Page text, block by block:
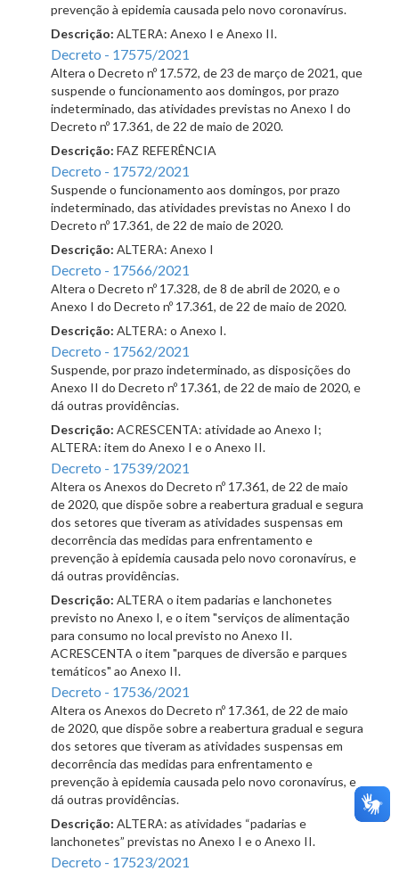
prevenção à epidemia causada pelo novo coronavírus.
Descrição: ALTERA: Anexo I e Anexo II.
Decreto - 17575/2021
Altera o Decreto nº 17.572, de 23 de março de 2021, que
suspende o funcionamento aos domingos, por prazo
indeterminado, das atividades previstas no Anexo I do
Decreto nº 17.361, de 22 de maio de 2020.
Descrição: FAZ REFERÊNCIA
Decreto - 17572/2021
Suspende o funcionamento aos domingos, por prazo
indeterminado, das atividades previstas no Anexo I do
Decreto nº 17.361, de 22 de maio de 2020.
Descrição: ALTERA: Anexo I
Decreto - 17566/2021
Altera o Decreto nº 17.328, de 8 de abril de 2020, e o
Anexo I do Decreto nº 17.361, de 22 de maio de 2020.
Descrição: ALTERA: o Anexo I.
Decreto - 17562/2021
Suspende, por prazo indeterminado, as disposições do
Anexo II do Decreto nº 17.361, de 22 de maio de 2020, e
dá outras providências.
Descrição: ACRESCENTA: atividade ao Anexo I;
ALTERA: item do Anexo I e o Anexo II.
Decreto - 17539/2021
Altera os Anexos do Decreto nº 17.361, de 22 de maio
de 2020, que dispõe sobre a reabertura gradual e segura
dos setores que tiveram as atividades suspensas em
decorrência das medidas para enfrentamento e
prevenção à epidemia causada pelo novo coronavírus, e
dá outras providências.
Descrição: ALTERA o item padarias e lanchonetes
previsto no Anexo I, e o item "serviços de alimentação
para consumo no local previsto no Anexo II.
ACRESCENTA o item "parques de diversão e parques
temáticos" ao Anexo II.
Decreto - 17536/2021
Altera os Anexos do Decreto nº 17.361, de 22 de maio
de 2020, que dispõe sobre a reabertura gradual e segura
dos setores que tiveram as atividades suspensas em
decorrência das medidas para enfrentamento e
prevenção à epidemia causada pelo novo coronavírus, e
dá outras providências.
Descrição: ALTERA: as atividades “padarias e
lanchonetes” previstas no Anexo I e o Anexo II.
Decreto - 17523/2021